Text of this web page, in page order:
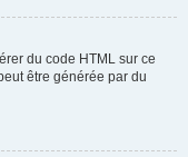
du code HTML sur ce
être générée par du